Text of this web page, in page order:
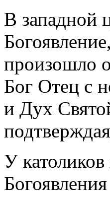
В западной
произошло
Бог Отец с
и Дух
У